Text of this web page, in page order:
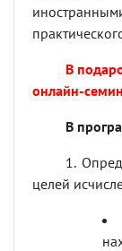
В
онлайн-
В
1.
целей